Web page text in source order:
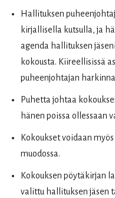
Hallituksen
kirjallisella kutsulla, ja
agenda hallituksen
kokousta. Kiireellisissä
puheenjohtajan
Puhetta johtaa
hänen poissa ollessaan
Kokoukset voidaan
muodossa.
Kokouksen pöytäkirjan
valittu hallituksen jäsen